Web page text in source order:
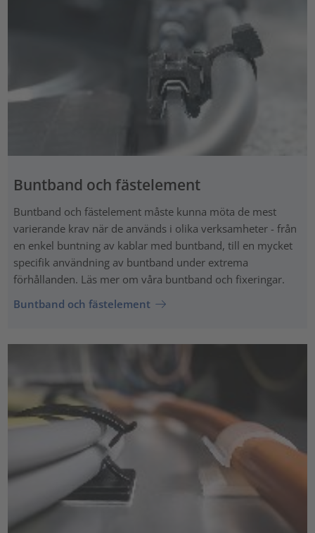
Buntband och fästelement
Buntband och fästelement måste kunna möta de mest
varierande krav när de används i olika verksamheter - från
en enkel buntning av kablar med buntband, till en mycket
specifik användning av buntband under extrema
förhållanden. Läs mer om våra buntband och fixeringar.
Buntband och fästelement